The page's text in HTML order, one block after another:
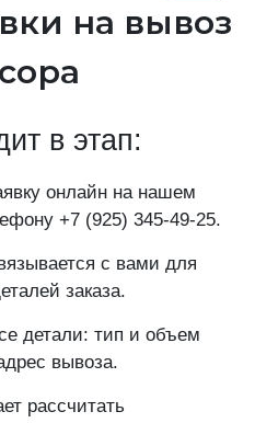
на вывоз
в этап:
онлайн на нашем
+7 (925) 345-49-25.
с вами для
заказа.
детали: тип и объем
вывоза.
рассчитать